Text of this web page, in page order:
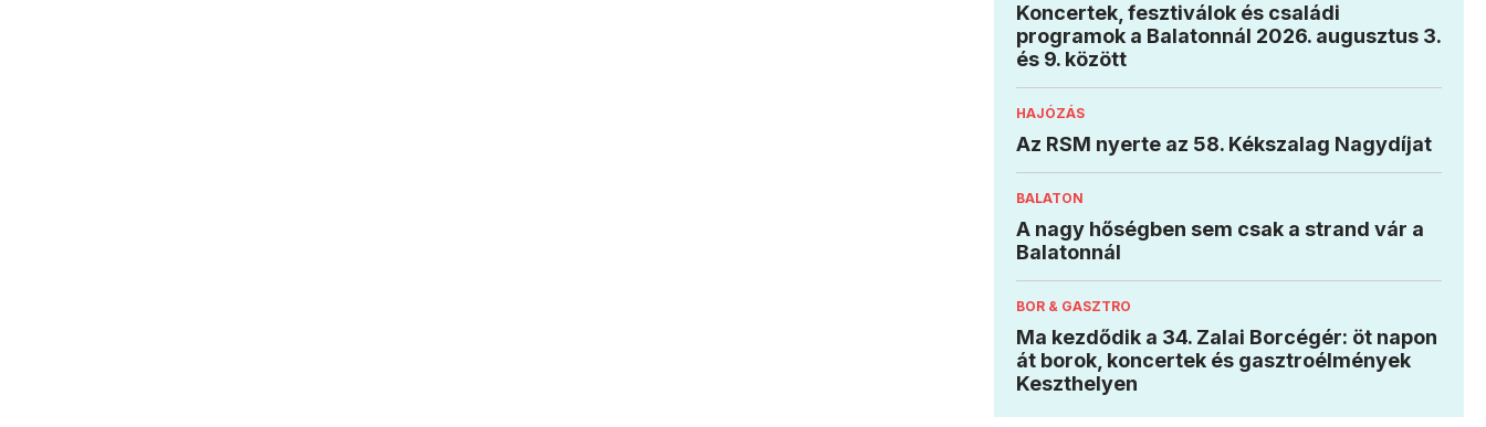
Koncertek, fesztiválok és családi
programok a Balatonnál 2026. augusztus 3.
és 9. között
HAJÓZÁS
Az RSM nyerte az 58. Kékszalag Nagydíjat
BALATON
A nagy hőségben sem csak a strand vár a
Balatonnál
BOR & GASZTRO
Ma kezdődik a 34. Zalai Borcégér: öt napon
át borok, koncertek és gasztroélmények
Keszthelyen